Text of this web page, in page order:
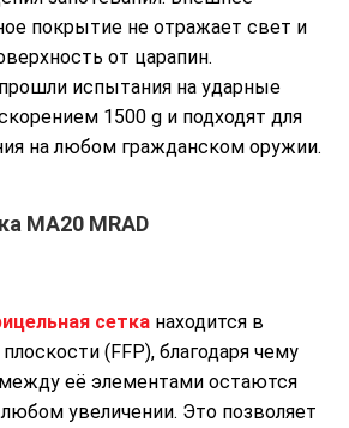
покрытие не отражает свет и
от царапин.
испытания на ударные
1500 g и подходят для
на любом гражданском оружии.
MA20 MRAD
сетка находится в
(FFP), благодаря чему
её элементами остаются
увеличении. Это позволяет